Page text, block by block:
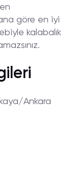
göre en iyi
kalabalık
Ankara